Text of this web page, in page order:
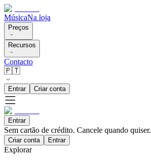
MúsicaNa loja
Preços
Recursos
Contacto
🇵🇹
Entrar Criar conta
Entrar
Sem cartão de crédito. Cancele quando quiser.
Criar conta Entrar
Explorar